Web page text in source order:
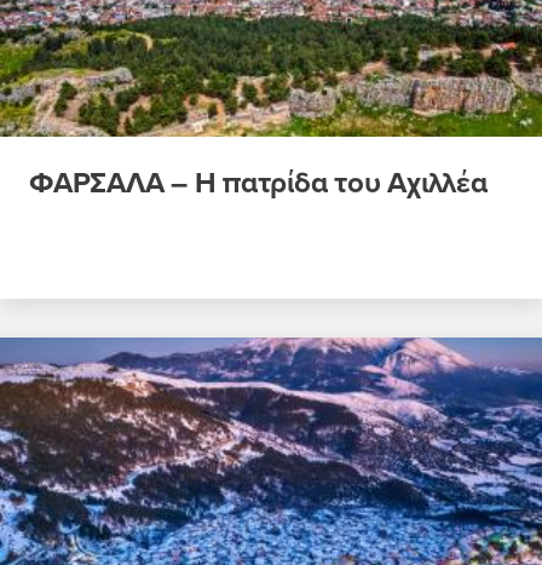
ΦΑΡΣΑΛΑ – Η πατρίδα του Αχιλλέα